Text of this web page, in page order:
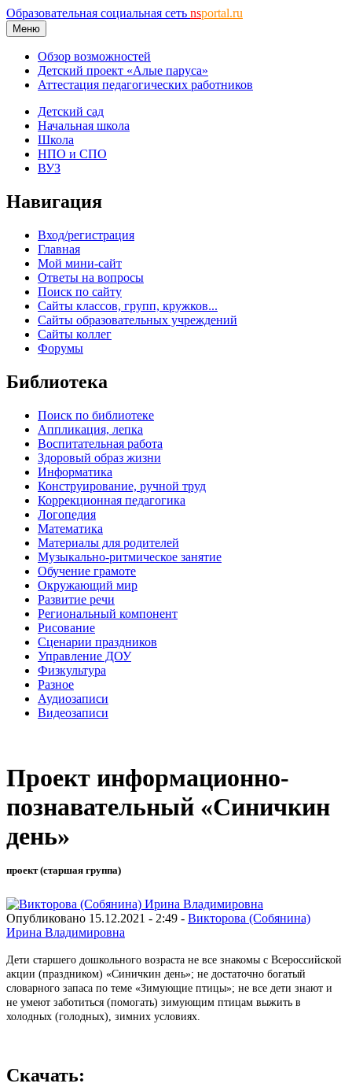
Образовательная социальная сеть nsportal.ru
Меню
Обзор возможностей
Детский проект «Алые паруса»
Аттестация педагогических работников
Детский сад
Начальная школа
Школа
НПО и СПО
ВУЗ
Навигация
Вход/регистрация
Главная
Мой мини-сайт
Ответы на вопросы
Поиск по сайту
Сайты классов, групп, кружков...
Сайты образовательных учреждений
Сайты коллег
Форумы
Библиотека
Поиск по библиотеке
Аппликация, лепка
Воспитательная работа
Здоровый образ жизни
Информатика
Конструирование, ручной труд
Коррекционная педагогика
Логопедия
Математика
Материалы для родителей
Музыкально-ритмическое занятие
Обучение грамоте
Окружающий мир
Развитие речи
Региональный компонент
Рисование
Сценарии праздников
Управление ДОУ
Физкультура
Разное
Аудиозаписи
Видеозаписи
Проект информационно-
познавательный «Синичкин
день»
проект (старшая группа)
Опубликовано 15.12.2021 - 2:49 - Викторова (Собянина)
Ирина Владимировна
Дети старшего дошкольного возраста не все знакомы с Всероссийской
акции (праздником) «Синичкин день»; не достаточно богатый
словарного запаса по теме «Зимующие птицы»; не все дети знают и
не умеют заботиться (помогать) зимующим птицам выжить в
холодных (голодных), зимних условиях.
Скачать: